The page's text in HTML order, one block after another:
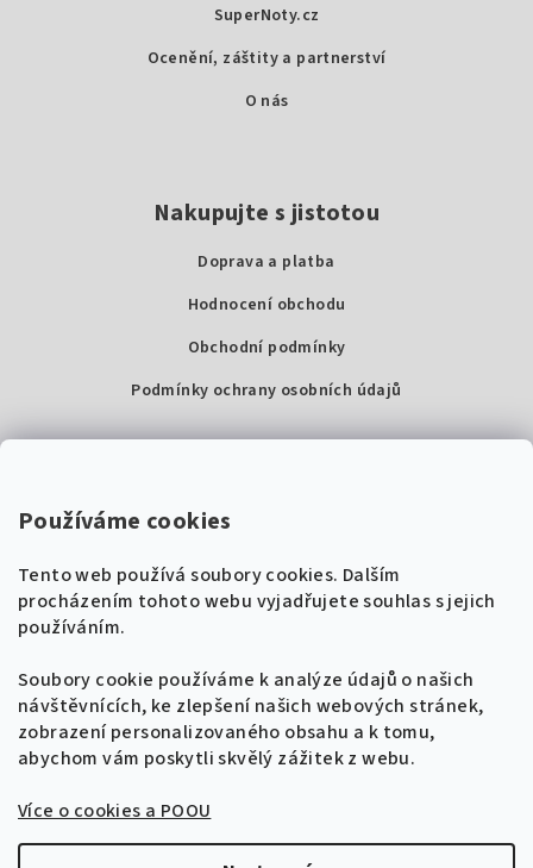
Používáme cookies
Tento web používá soubory cookies. Dalším
procházením tohoto webu vyjadřujete souhlas s jejich
používáním.
Soubory cookie používáme k analýze údajů o našich
návštěvnících, ke zlepšení našich webových stránek,
zobrazení personalizovaného obsahu a k tomu,
abychom vám poskytli skvělý zážitek z webu.
Více o cookies a POOU
SuperNoty.cz
Ocenění, záštity a partnerství
O nás
Nakupujte s jistotou
Doprava a platba
Hodnocení obchodu
Obchodní podmínky
Podmínky ochrany osobních údajů
Super Noty, s.r.o.
IČ: 04568672
+420 604 485 792
info@supernoty.cz
V pracovních dnech od 8:00 do 17:00
VISA
🎸 Naladíme tě na nové zpěvníky!
Získej tipy, novinky a 10 % slevuna první
objednávku.
Přihlásit se k odběru
Zásady zpracování osobních údajů